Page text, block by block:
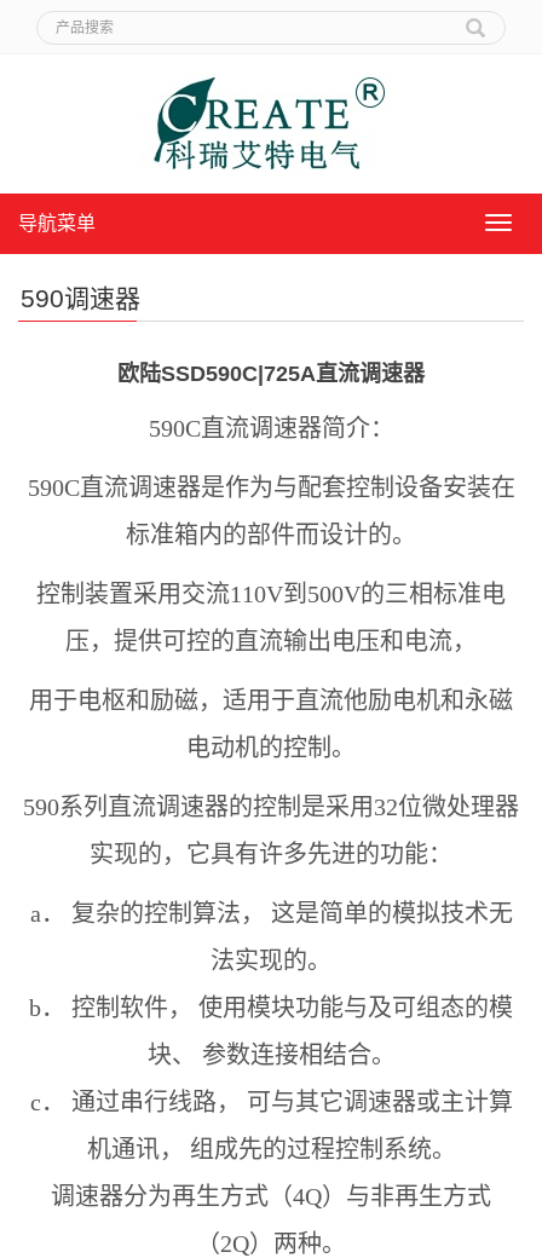
导
导航菜单
590调速器
欧陆SSD590C|725A直流调速器
590C直流调速器简介：
590C直流调速器是作为与配套控制设备安装在
标准箱内的部件而设计的。
控制装置采用交流110V到500V的三相标准电
压，提供可控的直流输出电压和电流，
用于电枢和励磁，适用于直流他励电机和永磁
电动机的控制。
590系列直流调速器的控制是采用32位微处理器
实现的，它具有许多先进的功能：
a． 复杂的控制算法， 这是简单的模拟技术无
法实现的。
b． 控制软件， 使用模块功能与及可组态的模
块、 参数连接相结合。
c． 通过串行线路， 可与其它调速器或主计算
机通讯， 组成先的过程控制系统。
调速器分为再生方式（4Q）与非再生方式
（2Q）两种。